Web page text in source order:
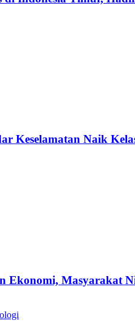
Keselamatan Naik
Ekonomi, Masyarakat